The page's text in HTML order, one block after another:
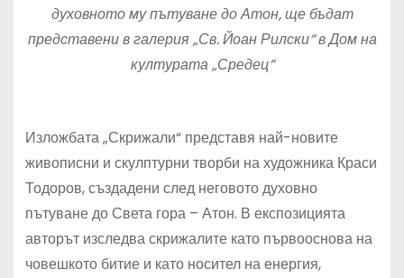
духовното му пътуване до Атон, ще бъдат
представени в галерия „Св. Йоан Рилски“ в Дом на
културата „Средец“
Изложбата „Скрижали“ представя най-новите
живописни и скулптурни творби на художника Краси
Тодоров, създадени след неговото духовно
пътуване до Света гора – Атон. В експозицията
авторът изследва скрижалите като първооснова на
човешкото битие и като носител на енергия,